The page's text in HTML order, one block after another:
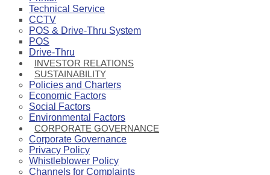
Technical Service
CCTV
POS & Drive-Thru System
POS
Drive-Thru
INVESTOR RELATIONS
SUSTAINABILITY
Policies and Charters
Economic Factors
Social Factors
Environmental Factors
CORPORATE GOVERNANCE
Corporate Governance
Privacy Policy
Whistleblower Policy
Channels for Complaints